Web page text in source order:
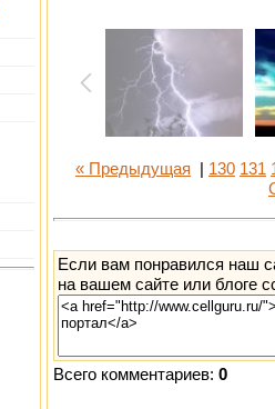
« Предыдущая 130 131
Если вам понравился наш
на вашем сайте или блоге
Всего комментариев: 0